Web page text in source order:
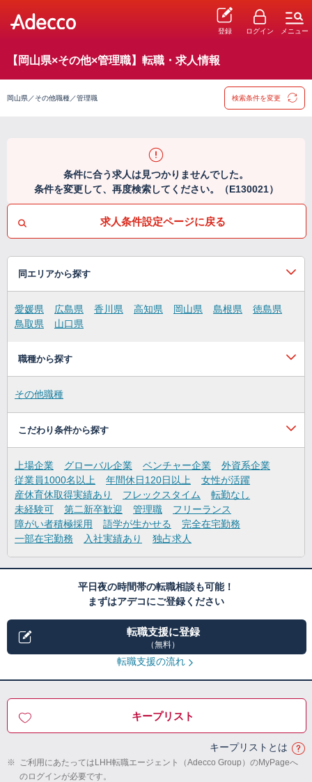
登録 ログイン メニュー
【岡山県×その他×管理職】転職・求人情報
岡山県／その他職種／管理職 検索条件を変更
条件に合う求人は見つかりませんでした。
条件を変更して、再度検索してください。（E130021）
求人条件設定ページに戻る
同エリアから探す
愛媛県 広島県 香川県 高知県 岡山県 島根県
徳島県
鳥取県
山口県
職種から探す
その他職種
こだわり条件から探す
上場企業 グローバル企業 ベンチャー企業
外資系企業
従業員1000名以上
年間休日120日以上
女性が活躍
産休育休取得実績あり
フレックスタイム
転勤なし
未経験可
第二新卒歓迎 管理職
フリーランス
障がい者積極採用
語学が生かせる
完全在宅勤務
一部在宅勤務
入社実績あり 独占求人
平日夜の時間帯の転職相談も可能！
まずはアデコにご登録ください
転職支援に登録
（無料）
転職支援の流れ
キープリスト
キープリストとは
※ ご利用にあたってはLHH転職エージェント（Adecco Group）のMyPageへ
のログインが必要です。